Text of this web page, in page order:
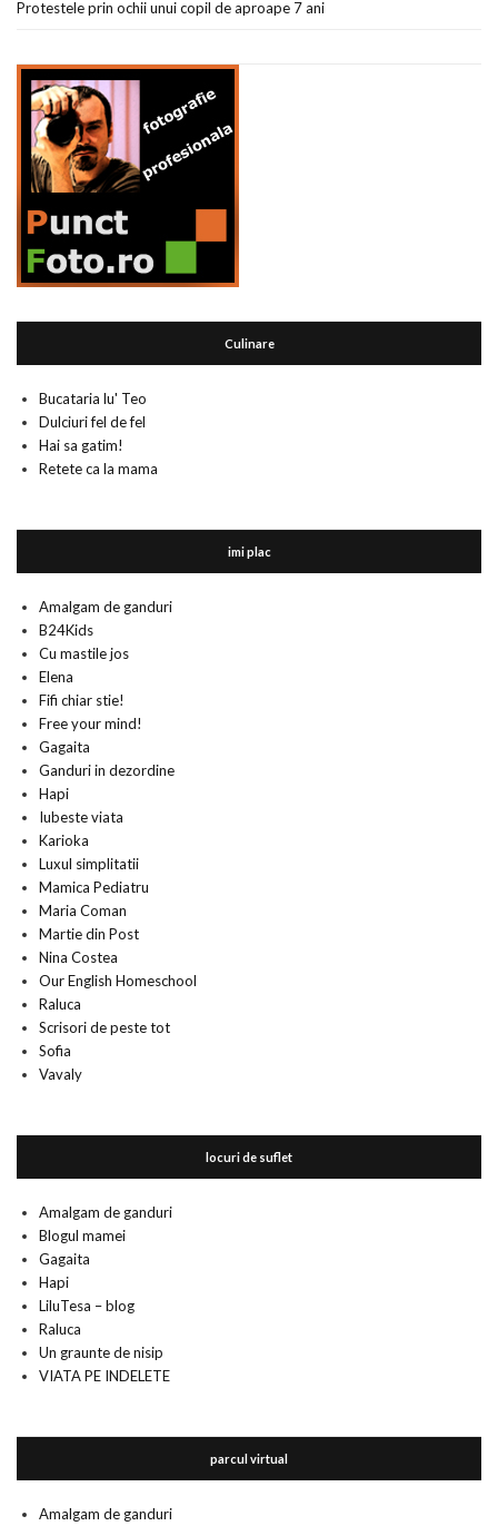
Protestele prin ochii unui copil de aproape 7 ani
Culinare
Bucataria lu' Teo
Dulciuri fel de fel
Hai sa gatim!
Retete ca la mama
imi plac
Amalgam de ganduri
B24Kids
Cu mastile jos
Elena
Fifi chiar stie!
Free your mind!
Gagaita
Ganduri in dezordine
Hapi
Iubeste viata
Karioka
Luxul simplitatii
Mamica Pediatru
Maria Coman
Martie din Post
Nina Costea
Our English Homeschool
Raluca
Scrisori de peste tot
Sofia
Vavaly
locuri de suflet
Amalgam de ganduri
Blogul mamei
Gagaita
Hapi
LiluTesa – blog
Raluca
Un graunte de nisip
VIATA PE INDELETE
parcul virtual
Amalgam de ganduri